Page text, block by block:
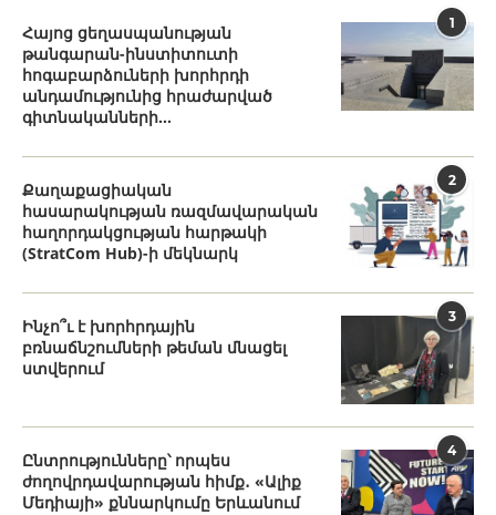
1
Հայոց ցեղասպանության
թանգարան-ինստիտուտի
հոգաբարձուների խորհրդի
անդամությունից հրաժարված
գիտնականների...
2
Քաղաքացիական
հասարակության ռազմավարական
հաղորդակցության հարթակի
(StratCom Hub)-ի մեկնարկ
3
Ինչո՞ւ է խորհրդային
բռնաճնշումների թեման մնացել
ստվերում
4
Ընտրությունները՝ որպես
ժողովրդավարության հիմք․ «Ալիք
Մեդիայի» քննարկումը Երևանում